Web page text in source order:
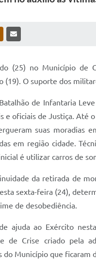
OUTRAS MÍDIAS
(25) no Município
O suporte dos
de Infantaria
e oficiais de Justiça.
suas moradias
em região cidade.
é utilizar carros de
da retirada de
sexta-feira (24),
de desobediência.
ajuda ao Exército
de Crise criado pela
Município que ficaram